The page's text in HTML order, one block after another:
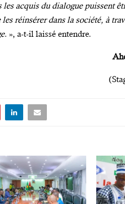
acquis du dialogue puissent
réinsérer dans la société, à
. », a-t-il laissé entendre.